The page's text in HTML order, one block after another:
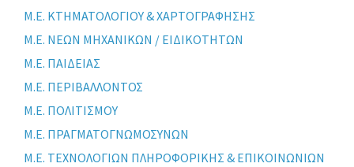
Μ.Ε. ΚΤΗΜΑΤΟΛΟΓΙΟΥ & ΧΑΡΤΟΓΡΑΦΗΣΗΣ
Μ.Ε. ΝΕΩΝ ΜΗΧΑΝΙΚΩΝ / ΕΙΔΙΚΟΤΗΤΩΝ
Μ.Ε. ΠΑΙΔΕΙΑΣ
Μ.Ε. ΠΕΡΙΒΑΛΛΟΝΤΟΣ
Μ.Ε. ΠΟΛΙΤΙΣΜΟΥ
Μ.Ε. ΠΡΑΓΜΑΤΟΓΝΩΜΟΣΥΝΩΝ
Μ.Ε. ΤΕΧΝΟΛΟΓΙΩΝ ΠΛΗΡΟΦΟΡΙΚΗΣ & ΕΠΙΚΟΙΝΩΝΙΩΝ